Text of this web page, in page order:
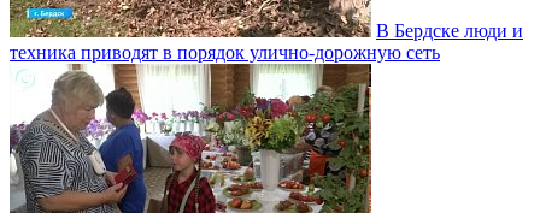
В Бердске люди и
техника приводят в порядок улично‑дорожную сеть